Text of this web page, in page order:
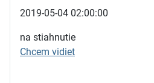
2019-05-04 02:00:00
na stiahnutie
Chcem vidiet